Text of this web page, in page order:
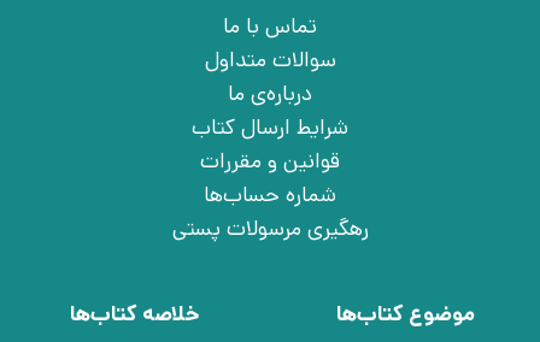
تماس با ما
سوالات متداول
درباره‌ی ما
شرایط ارسال کتاب
قوانین و مقررات
شماره حساب‌ها
رهگیری مرسولات پستی
موضوع کتاب‌ها
خلاصه کتاب‌ها